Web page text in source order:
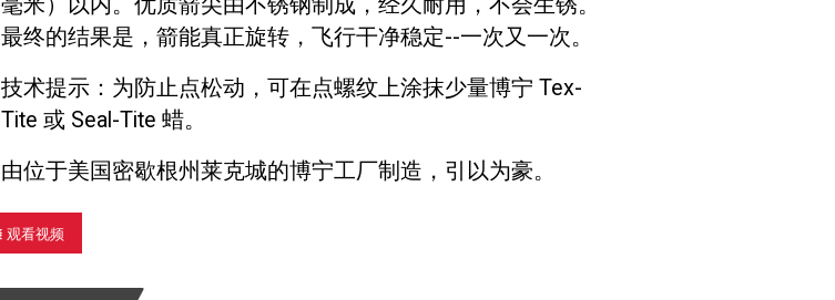
毫米）以内。优质箭尖由不锈钢制成，经久耐用，不会生锈。
最终的结果是，箭能真正旋转，飞行干净稳定--一次又一次。
技术提示：为防止点松动，可在点螺纹上涂抹少量博宁 Tex-
Tite 或 Seal-Tite 蜡。
由位于美国密歇根州莱克城的博宁工厂制造，引以为豪。
观看视频